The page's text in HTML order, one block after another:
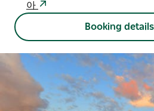
아
Booking details